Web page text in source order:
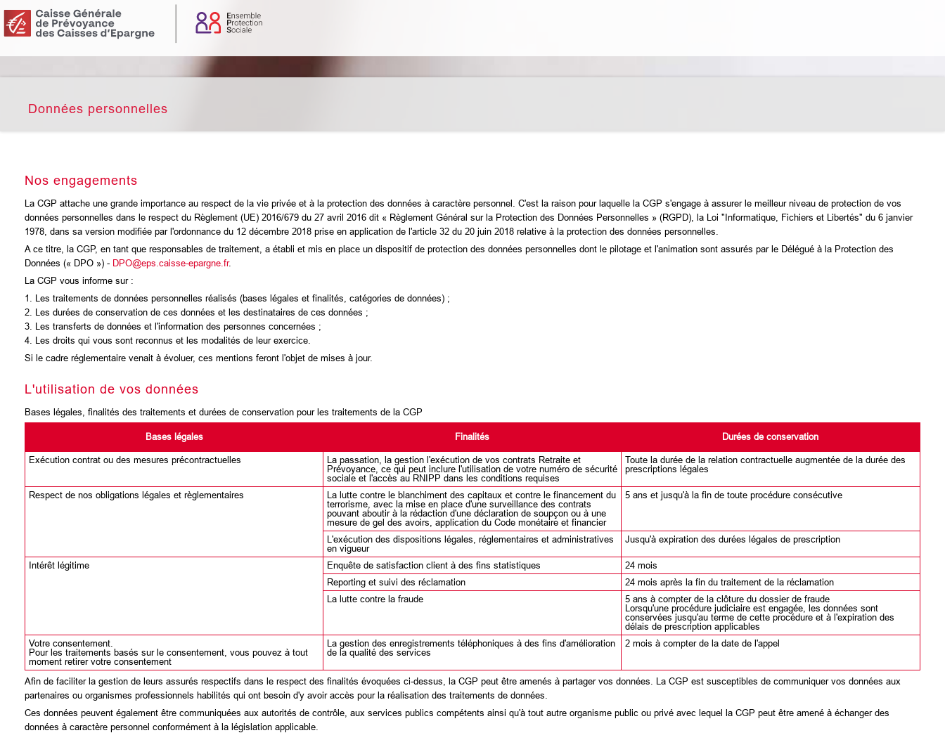
Données personnelles
Nos engagements
La CGP attache une grande importance au respect de la vie privée et à la protection des données à caractère personnel. C'est la raison pour laquelle la CGP s'engage à assurer le meilleur niveau de protection de vos
données personnelles dans le respect du Règlement (UE) 2016/679 du 27 avril 2016 dit « Règlement Général sur la Protection des Données Personnelles » (RGPD), la Loi "Informatique, Fichiers et Libertés" du 6 janvier
1978, dans sa version modifiée par l'ordonnance du 12 décembre 2018 prise en application de l'article 32 du 20 juin 2018 relative à la protection des données personnelles.
A ce titre, la CGP, en tant que responsables de traitement, a établi et mis en place un dispositif de protection des données personnelles dont le pilotage et l'animation sont assurés par le Délégué à la Protection des
Données (« DPO ») - DPO@eps.caisse-epargne.fr.
La CGP vous informe sur :
1. Les traitements de données personnelles réalisés (bases légales et finalités, catégories de données) ;
2. Les durées de conservation de ces données et les destinataires de ces données ;
3. Les transferts de données et l'information des personnes concernées ;
4. Les droits qui vous sont reconnus et les modalités de leur exercice.
Si le cadre réglementaire venait à évoluer, ces mentions feront l'objet de mises à jour.
L'utilisation de vos données
Bases légales, finalités des traitements et durées de conservation pour les traitements de la CGP
Bases légales Finalités Durées de conservation
Exécution contrat ou des mesures précontractuelles
La passation, la gestion l'exécution de vos contrats Retraite et
Prévoyance, ce qui peut inclure l'utilisation de votre numéro de sécurité
sociale et l'accès au RNIPP dans les conditions requises
Toute la durée de la relation contractuelle augmentée de la durée des
prescriptions légales
Respect de nos obligations légales et règlementaires
La lutte contre le blanchiment des capitaux et contre le financement du
terrorisme, avec la mise en place d'une surveillance des contrats
pouvant aboutir à la rédaction d'une déclaration de soupçon ou à une
mesure de gel des avoirs, application du Code monétaire et financier
5 ans et jusqu'à la fin de toute procédure consécutive
L'exécution des dispositions légales, réglementaires et administratives
en vigueur
Jusqu'à expiration des durées légales de prescription
Intérêt légitime Enquête de satisfaction client à des fins statistiques
24 mois
Reporting et suivi des réclamation
24 mois après la fin du traitement de la réclamation
La lutte contre la fraude
5 ans à compter de la clôture du dossier de fraude
Lorsqu'une procédure judiciaire est engagée, les données sont
conservées jusqu'au terme de cette procédure et à l'expiration des
délais de prescription applicables
Votre consentement.
Pour les traitements basés sur le consentement, vous pouvez à tout
moment retirer votre consentement
La gestion des enregistrements téléphoniques à des fins d'amélioration
de la qualité des services
2 mois à compter de la date de l'appel
Afin de faciliter la gestion de leurs assurés respectifs dans le respect des finalités évoquées ci-dessus, la CGP peut être amenés à partager vos données. La CGP est susceptibles de communiquer vos données aux
partenaires ou organismes professionnels habilités qui ont besoin d'y avoir accès pour la réalisation des traitements de données.
Ces données peuvent également être communiquées aux autorités de contrôle, aux services publics compétents ainsi qu'à tout autre organisme public ou privé avec lequel la CGP peut être amené à échanger des
données à caractère personnel conformément à la législation applicable.